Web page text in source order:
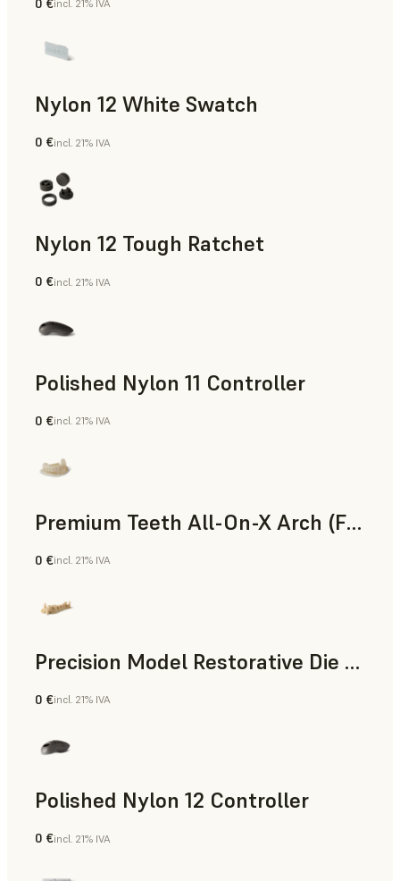
Polvo para SLS
incl. 21% IVA
Nylon 12 White Swatch
Polvo para SLS
0 €incl. 21% IVA
Nylon 12 Tough Ratchet
Polvo para SLS
0 €incl. 21% IVA
Polished Nylon 11 Controller
Polvo para SLS
0 €incl. 21% IVA
Premium Teeth All-On-X Arch (Form 4)
Odontología
0 €incl. 21% IVA
Precision Model Restorative Die Model
Odontología
0 €incl. 21% IVA
Polished Nylon 12 Controller
Polvo para SLS
0 €incl. 21% IVA